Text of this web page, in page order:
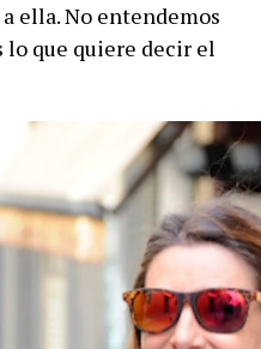
ella. No entendemos
lo que quiere decir el